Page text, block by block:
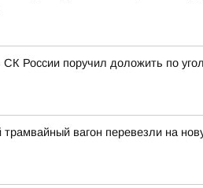
России поручил доложить по
трамвайный вагон перевезли на